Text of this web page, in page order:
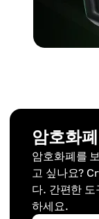
암호화
암호화폐를
고 싶나요?
다. 간편한
하세요.